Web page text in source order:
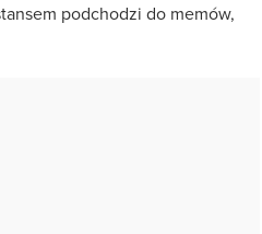
podchodzi do memów,